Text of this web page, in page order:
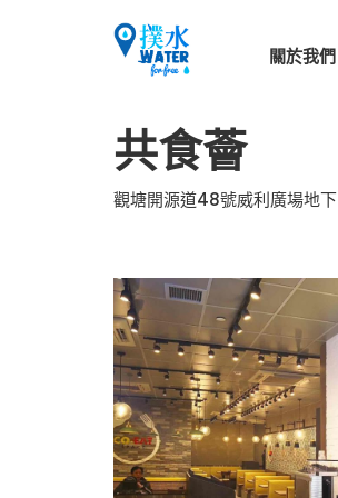
關於我們
共食薈
觀塘開源道48號威利廣場地下